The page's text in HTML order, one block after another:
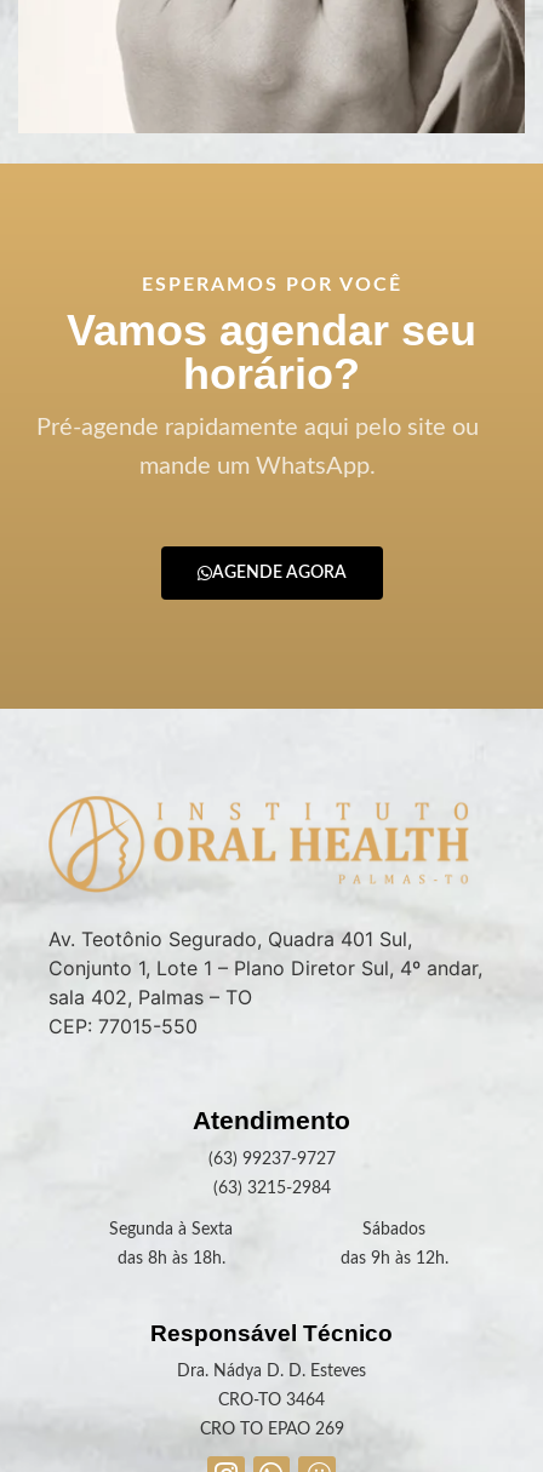
ESPERAMOS POR VOCÊ
Vamos agendar seu
horário?
Pré-agende rapidamente aqui pelo site ou
mande um WhatsApp.
AGENDE AGORA
Av. Teotônio Segurado, Quadra 401 Sul,
Conjunto 1, Lote 1 – Plano Diretor Sul, 4º andar,
sala 402, Palmas – TO
CEP: 77015-550
Atendimento
(63) 99237-9727
(63) 3215-2984
Segunda à Sexta
das 8h às 18h.
Sábados
das 9h às 12h.
Responsável Técnico
Dra. Nádya D. D. Esteves
CRO-TO 3464
CRO TO EPAO 269